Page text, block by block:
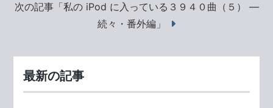
次の記事「私の iPod に入っている３９４０曲（５） ―
続々・番外編」
最新の記事